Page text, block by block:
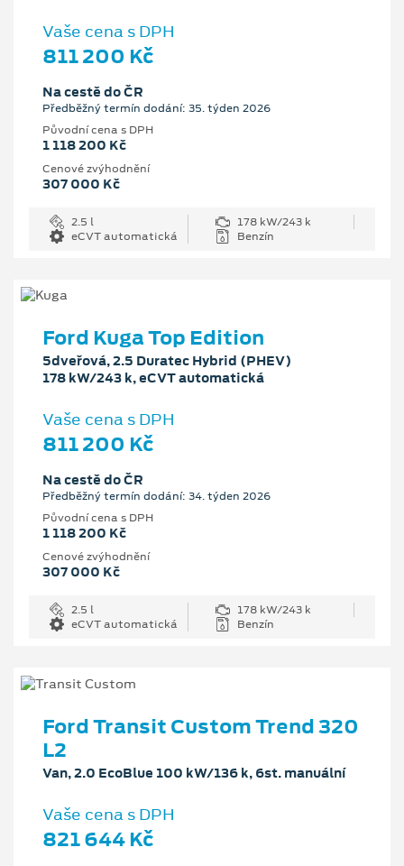
Vaše cena s DPH
811 200 Kč
Na cestě do ČR
Předběžný termín dodání: 35. týden 2026
Původní cena s DPH
1 118 200 Kč
Cenové zvýhodnění
307 000 Kč
2.5 l
178 kW/243 k
eCVT automatická
Benzín
Ford Kuga Top Edition
5dveřová, 2.5 Duratec Hybrid (PHEV)
178 kW/243 k, eCVT automatická
Vaše cena s DPH
811 200 Kč
Na cestě do ČR
Předběžný termín dodání: 34. týden 2026
Původní cena s DPH
1 118 200 Kč
Cenové zvýhodnění
307 000 Kč
2.5 l
178 kW/243 k
eCVT automatická
Benzín
Ford Transit Custom Trend 320
L2
Van, 2.0 EcoBlue 100 kW/136 k, 6st. manuální
Vaše cena s DPH
821 644 Kč